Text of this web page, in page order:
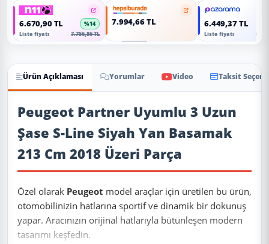
6.670,90 TL
%14
Liste fiyatı
7.756,86 TL
7.994,66 TL 6.449,37 TL
Liste fiyatı
Ürün Açıklaması Yorumlar Video Taksit
Ürün Açıklaması
Peugeot Partner Uyumlu 3 Uzun
Şase S-Line Siyah Yan Basamak
213 Cm 2018 Üzeri Parça
Özel olarak Peugeot model araçlar için üretilen bu ürün,
otomobilinizin hatlarına sportif ve dinamik bir dokunuş
yapar. Aracınızın orijinal hatlarıyla bütünleşen modern
tasarımı keşfedin.